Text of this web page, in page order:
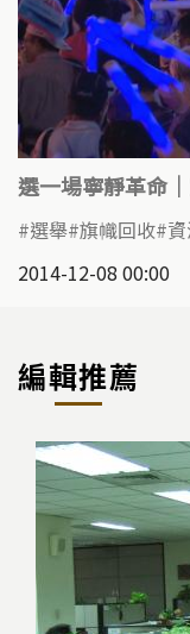
選一場寧靜革命
選舉 旗幟回收
2014-12-08 00:00
編輯推薦